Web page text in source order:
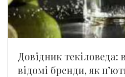
Довідник текіловеда:
відомі бренди, як